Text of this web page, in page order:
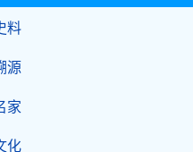
料
源
家
化